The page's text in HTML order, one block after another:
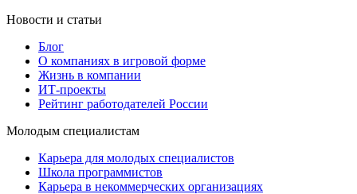
Новости и статьи
Блог
О компаниях в игровой форме
Жизнь в компании
ИТ-проекты
Рейтинг работодателей России
Молодым специалистам
Карьера для молодых специалистов
Школа программистов
Карьера в некоммерческих организациях